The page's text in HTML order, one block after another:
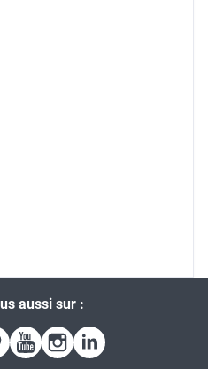
aussi sur :